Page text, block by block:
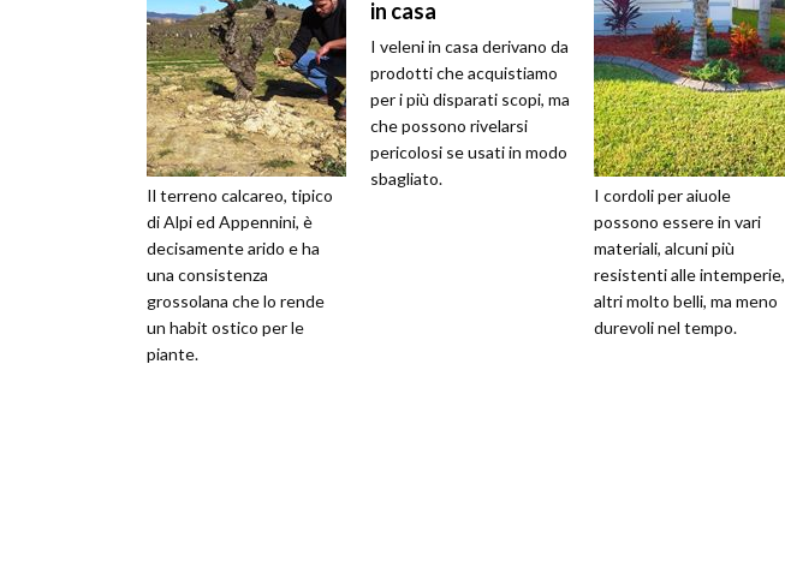
Il terreno calcareo, tipico
di Alpi ed Appennini, è
decisamente arido e ha
una consistenza
grossolana che lo rende
un habit ostico per le
piante.
I veleni in casa derivano da
prodotti che acquistiamo
per i più disparati scopi, ma
che possono rivelarsi
pericolosi se usati in modo
sbagliato.
I cordoli per aiuole
possono essere in vari
materiali, alcuni più
resistenti alle intemperie,
altri molto belli, ma meno
durevoli nel tempo.